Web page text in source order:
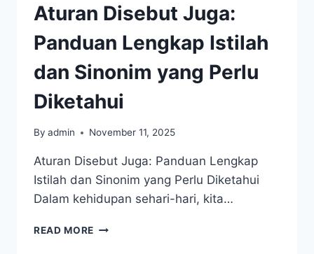
Aturan Disebut Juga:
Panduan Lengkap Istilah
dan Sinonim yang Perlu
Diketahui
By admin November 11, 2025
Aturan Disebut Juga: Panduan Lengkap
Istilah dan Sinonim yang Perlu Diketahui
Dalam kehidupan sehari-hari, kita…
READ MORE ATURAN